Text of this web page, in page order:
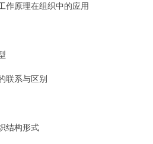
作原理在组织中的应用
联系与区别
结构形式